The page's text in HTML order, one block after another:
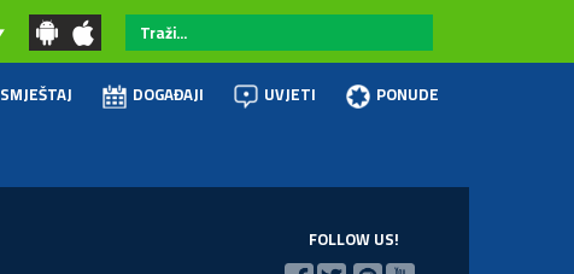
Traži...
SMJEŠTAJ DOGAĐAJI UVJETI PONUDE
FOLLOW US!